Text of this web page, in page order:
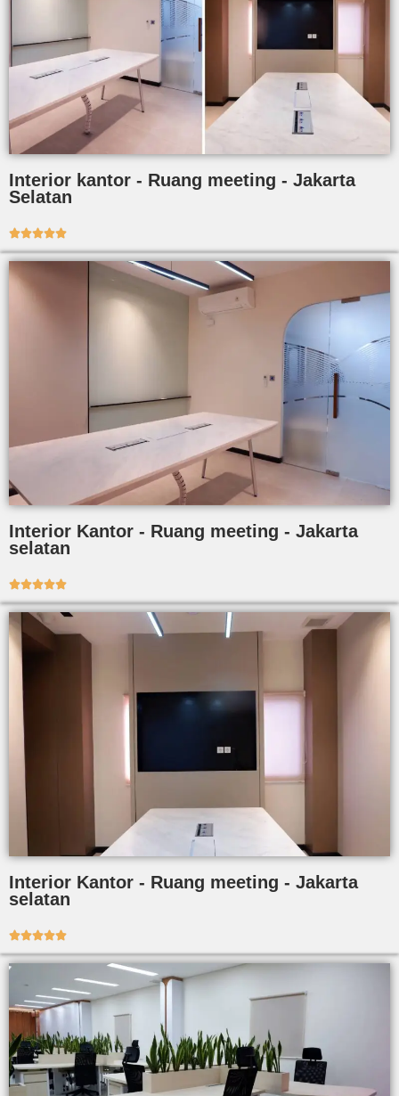
Interior kantor - Ruang meeting - Jakarta
Selatan

Interior Kantor - Ruang meeting - Jakarta
selatan

Interior Kantor - Ruang meeting - Jakarta
selatan
